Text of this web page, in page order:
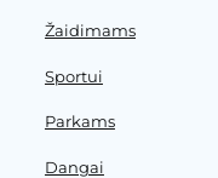
Žaidimams
Sportui
Parkams
Dangai